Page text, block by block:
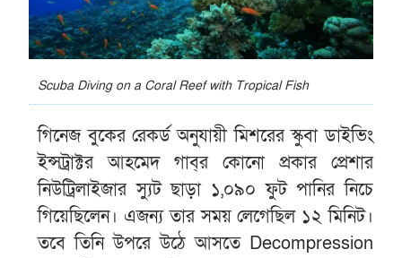
Scuba Diving on a Coral Reef with Tropical Fish
গিনেজ বুকের রেকর্ড অনুযায়ী মিশরের স্কুবা ডাইভিং
ইন্সট্রাক্টর আহমেদ গাব্‌র কোনো প্রকার প্রেশার
নিউট্রিলাইজার স্যুট ছাড়া ১,০৯০ ফুট পানির নিচে
গিয়েছিলেন। এজন্য তার সময় লেগেছিল ১২ মিনিট।
তবে তিনি উপরে উঠে আসতে Decompression